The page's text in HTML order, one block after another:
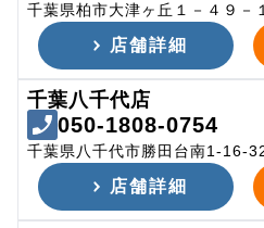
千葉県柏市大津ヶ丘１－４９－１
店舗詳細
千葉八千代店
050-1808-0754
千葉県八千代市勝田台南1-16-
店舗詳細